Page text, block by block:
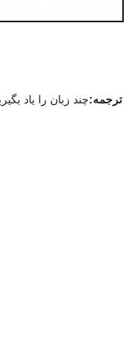
۳. ترجمه:چند زبان را یاد